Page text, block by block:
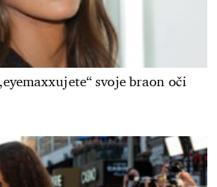
svoje braon oči